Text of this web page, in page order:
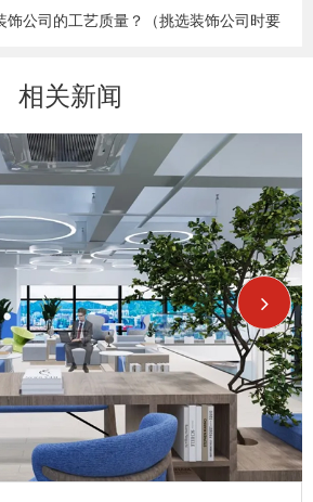
饰公司的工艺质量？（挑选装饰公司时要
相关新闻